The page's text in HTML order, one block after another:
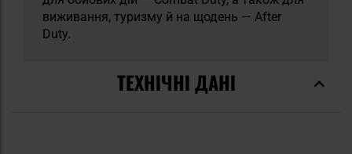
виживання, туризму й на щодень — After
Duty.
ТЕХНІЧНІ ДАНІ